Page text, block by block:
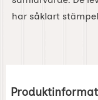
har såklart